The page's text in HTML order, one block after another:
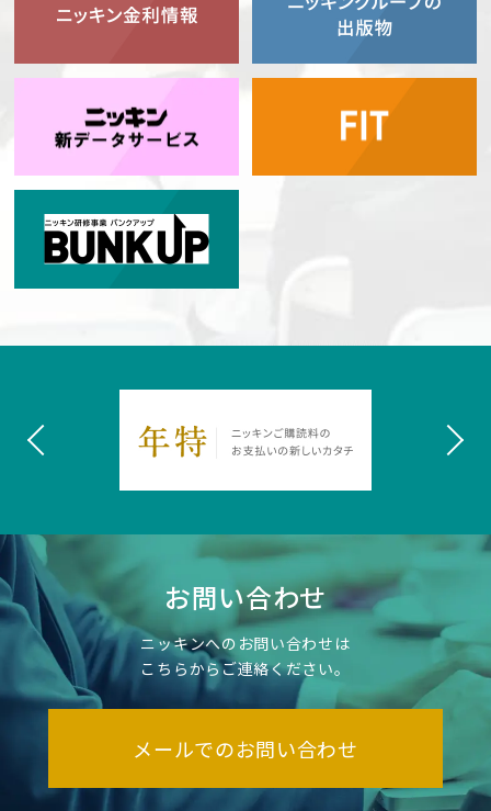
お問い合わせ
ニッキンへのお問い合わせは
こちらからご連絡ください。
メールでのお問い合わせ